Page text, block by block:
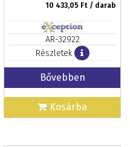
10 433,05 Ft / darab
AR-32922
Részletek
Bővebben
Kosárba